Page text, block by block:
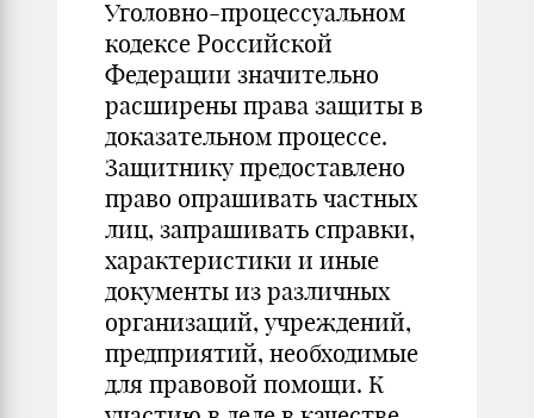
Уголовно-процессуальном
кодексе Российской
Федерации значительно
расширены права защиты в
доказательном процессе.
Защитнику предоставлено
право опрашивать частных
лиц, запрашивать справки,
характеристики и иные
документы из различных
организаций, учреждений,
предприятий, необходимые
для правовой помощи. К